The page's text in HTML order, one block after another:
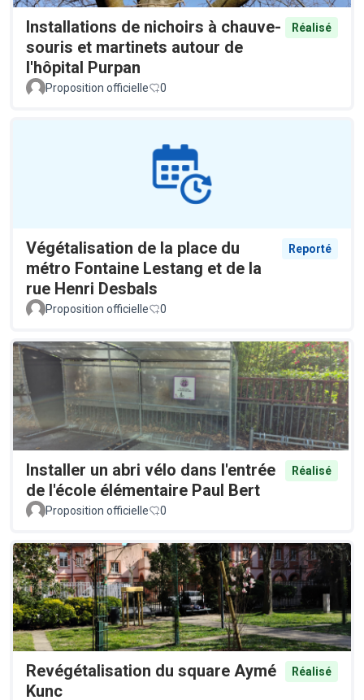
Installations de nichoirs à chauve-
souris et martinets autour de
l'hôpital Purpan
Réalisé
Proposition officielle 0
Végétalisation de la place du
métro Fontaine Lestang et de la
rue Henri Desbals
Reporté
Proposition officielle 0
Installer un abri vélo dans l'entrée
de l'école élémentaire Paul Bert
Réalisé
Proposition officielle 0
Revégétalisation du square Aymé
Kunc
Réalisé